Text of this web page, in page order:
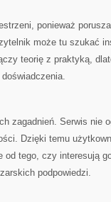
ponieważ
może tu szukać
teorię z praktyką,
zagadnień. Serwis nie
Dzięki temu
od tego, czy interesują
podpowiedzi.